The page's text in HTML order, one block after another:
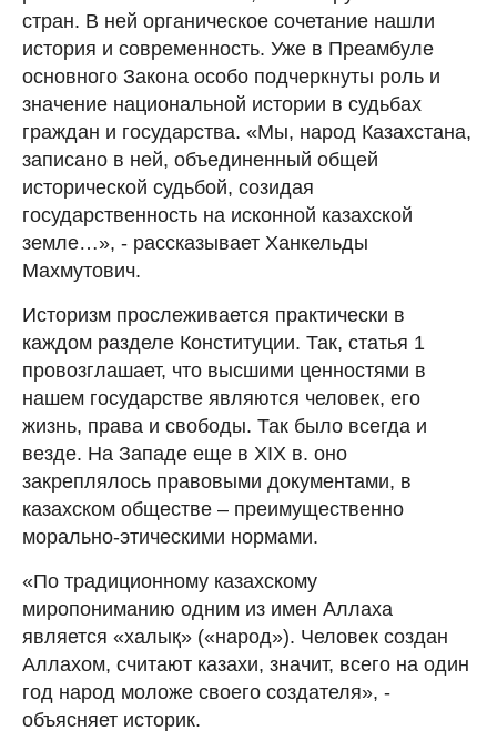
стран. В ней органическое сочетание нашли
история и современность. Уже в Преамбуле
основного Закона особо подчеркнуты роль и
значение национальной истории в судьбах
граждан и государства. «Мы, народ Казахстана,
записано в ней, объединенный общей
исторической судьбой, созидая
государственность на исконной казахской
земле…», - рассказывает Ханкельды
Махмутович.
Историзм прослеживается практически в
каждом разделе Конституции. Так, статья 1
провозглашает, что высшими ценностями в
нашем государстве являются человек, его
жизнь, права и свободы. Так было всегда и
везде. На Западе еще в ХІХ в. оно
закреплялось правовыми документами, в
казахском обществе – преимущественно
морально-этическими нормами.
«По традиционному казахскому
миропониманию одним из имен Аллаха
является «халық» («народ»). Человек создан
Аллахом, считают казахи, значит, всего на один
год народ моложе своего создателя», -
объясняет историк.